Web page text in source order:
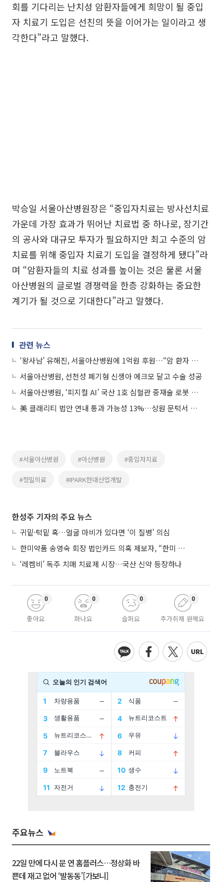
회를 기다리는 난치성 암환자들에게 희망이 될 중입
자 치료기 도입은 선친의 뜻을 이어가는 일이라고 생
각한다”라고 말했다.
박승일 서울아산병원장은 “중입자치료는 방사선치료
가운데 가장 효과가 뛰어난 치료법 중 하나로, 장기간
의 공사와 대규모 투자가 필요하지만 최고 수준의 암
치료를 위해 중입자 치료기 도입을 결정하게 됐다”라
며 “암환자들의 치료 성과를 높이는 것은 물론 서울
아산병원의 글로벌 경쟁력을 한층 강화하는 중요한
계기가 될 것으로 기대한다”라고 말했다.
관련 뉴스
‘왕사남’ 유해진, 서울아산병원에 1억원 후원…“암 환자 치료”
서울아산병원, 선천성 폐기형 신생아 에크모 달고 수술 성공
서울아산병원, ‘피지컬 AI’ 국산 1호 심혈관 중재술 로봇 본격 임상 투입
美 클래리티 법안 연내 통과 가능성 13%…상원 문턱서 제동
#서울아산병원 #아산병원 #중입자치료
#정밀의료 #IPARK현대산업개발
한성주 기자의 주요 뉴스
귀밑·턱밑 혹…얼굴 마비가 있다면 ‘이 질병’ 의심
한미약품 송영숙 회장 법인카드 의혹 제보자, “한미 잘 되기 바라는 마음”
‘레켐비’ 독주 치매 치료제 시장…국산 신약 등장하나
좋아요
0
화나요
0
슬퍼요
0
추가취재 원해요
0
주요뉴스
22일 만에 다시 문 연 홈플러스…정상화 바
쁜데 재고 없어 ‘발동동’[가보니]